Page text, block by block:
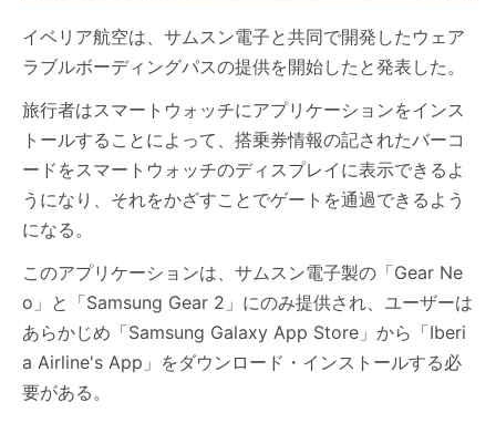
イベリア航空は、サムスン電子と共同で開発したウェア
ラブルボーディングパスの提供を開始したと発表した。
旅行者はスマートウォッチにアプリケーションをインス
トールすることによって、搭乗券情報の記されたバーコ
ードをスマートウォッチのディスプレイに表示できるよ
うになり、それをかざすことでゲートを通過できるよう
になる。
このアプリケーションは、サムスン電子製の「Gear Ne
o」と「Samsung Gear 2」にのみ提供され、ユーザーは
あらかじめ「Samsung Galaxy App Store」から「Iberi
a Airline's App」をダウンロード・インストールする必
要がある。